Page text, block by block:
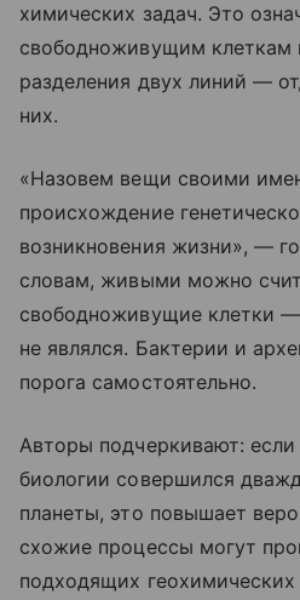
химических задач. Это
свободноживущим клеткам
разделения двух линий —
них.
«Назовем вещи своими
происхождение
возникновения жизни», —
словам, живыми можно
свободноживущие клетки —
не являлся. Бактерии и
порога самостоятельно.
Авторы подчеркивают:
биологии совершился
планеты, это повышает
схожие процессы могут
подходящих геохимических